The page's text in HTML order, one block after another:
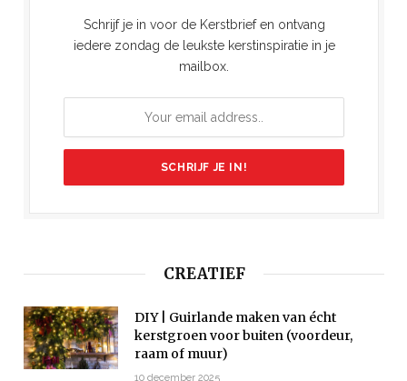
Schrijf je in voor de Kerstbrief en ontvang
iedere zondag de leukste kerstinspiratie in je
mailbox.
CREATIEF
DIY | Guirlande maken van écht
kerstgroen voor buiten (voordeur,
raam of muur)
10 december 2025